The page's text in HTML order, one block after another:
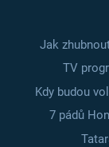
Jak
TV
Kdy budou
7 pádů